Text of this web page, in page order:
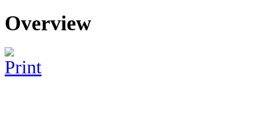
Overview